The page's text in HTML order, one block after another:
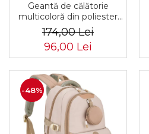
Geantă de călătorie
multicoloră din poliester
rezistent cu port USB,
acoperită cu un model
vegetal - Rovicky PTR-R-
TL15608-8831 11
174,00 Lei
96,00 Lei
-48%